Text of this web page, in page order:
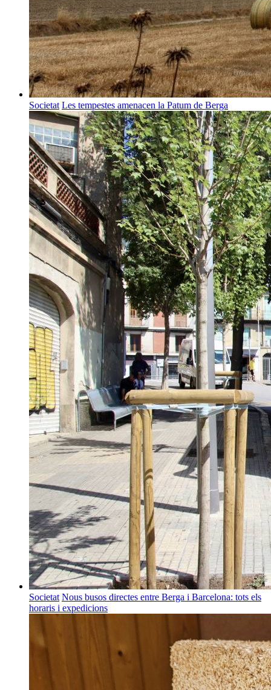
Societat Les tempestes amenacen la Patum de Berga
Societat Nous busos directes entre Berga i Barcelona: tots els
horaris i expedicions